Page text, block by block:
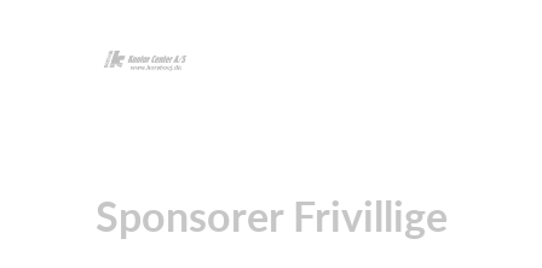
Sponsorer Frivillige